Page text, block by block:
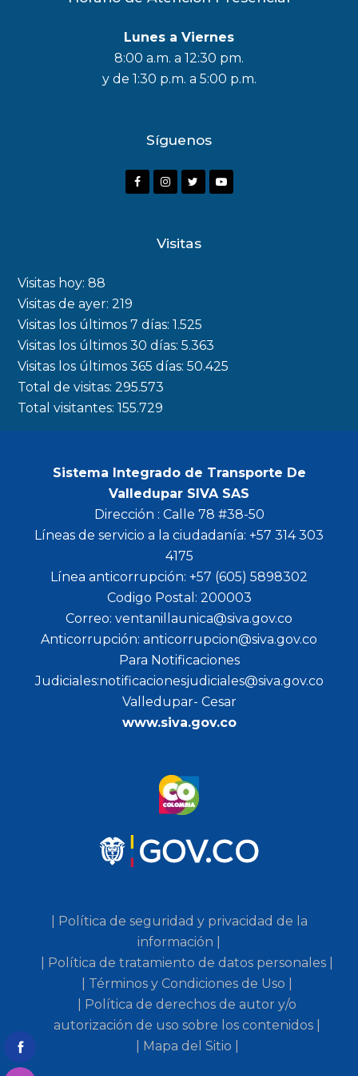
Lunes a Viernes
8:00 a.m. a 12:30 pm.
y de 1:30 p.m. a 5:00 p.m.
Síguenos
F
o
k
I
a
m
r
Y
Visitas
Visitas hoy:88
Visitas de ayer:219
Visitas los últimos 7 días:1.525
Visitas los últimos 30 días:5.363
Visitas los últimos 365 días:50.425
Total de visitas:295.573
Total visitantes:155.729
Sistema Integrado de Transporte De
Valledupar SIVA SAS
Dirección : Calle 78 #38-50
Líneas de servicio a la ciudadanía: +57 314 303
4175
Línea anticorrupción: +57 (605) 5898302
Codigo Postal: 200003
Correo: ventanillaunica@siva.gov.co
Anticorrupción: anticorrupcion@siva.gov.co
Para Notificaciones
Judiciales:notificacionesjudiciales@siva.gov.co
Valledupar- Cesar
www.siva.gov.co
| Política de seguridad y privacidad de la
información |
| Política de tratamiento de datos personales |
| Términos y Condiciones de Uso |
| Política de derechos de autor y/o
autorización de uso sobre los contenidos |
| Mapa del Sitio |